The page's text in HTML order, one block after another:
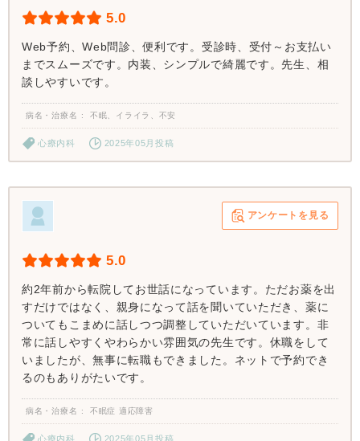
5.0
Web予約、Web問診、便利です。受診時、受付～お支払い
までスムーズです。内装、シンプルで綺麗です。先生、相
談しやすいです。
病名・治療名 不眠、イライラ、不安
心療内科 2025年05月投稿
アンケートを見る
5.0
約2年前から転院してお世話になっています。ただお薬を出
すだけではなく、親身になって話を聞いていただき、薬に
ついてもこまめに話しつつ調整していただいています。非
常に話しやすくやわらかい雰囲気の先生です。休職をして
いましたが、無事に転職もできました。ネットで予約でき
るのもありがたいです。
病名・治療名 不眠症 適応障害
心療内科 2025年05月投稿